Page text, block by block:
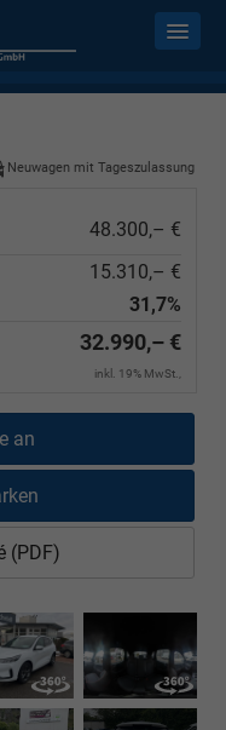
Neuwagen mit Tageszulassung
48.300,– €
15.310,– €
31,7%
32.990,– €
inkl. 19% MwSt.,
an
(PDF)